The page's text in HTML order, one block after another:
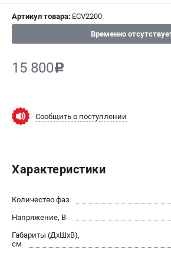
СЕРВИС
МАГАЗИНЫ
ИЗБРАННОЕ ( 0 )
Сервисный центр
Политика обработки персональных
ИНФОРМАЦИЯ
О компании
Новости
Артикул товара: ECV2200
Временно
15 800c
Сообщить о поступлении
Характеристики
Количество фаз
Напряжение, В
Габариты (ДхШхВ),
см